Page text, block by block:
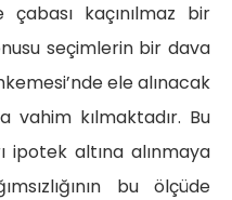
kaçınılmaz bir
seçimlerin bir dava
ele alınacak
vahim kılmaktadır. Bu
ipotek altına alınmaya
bu ölçüde